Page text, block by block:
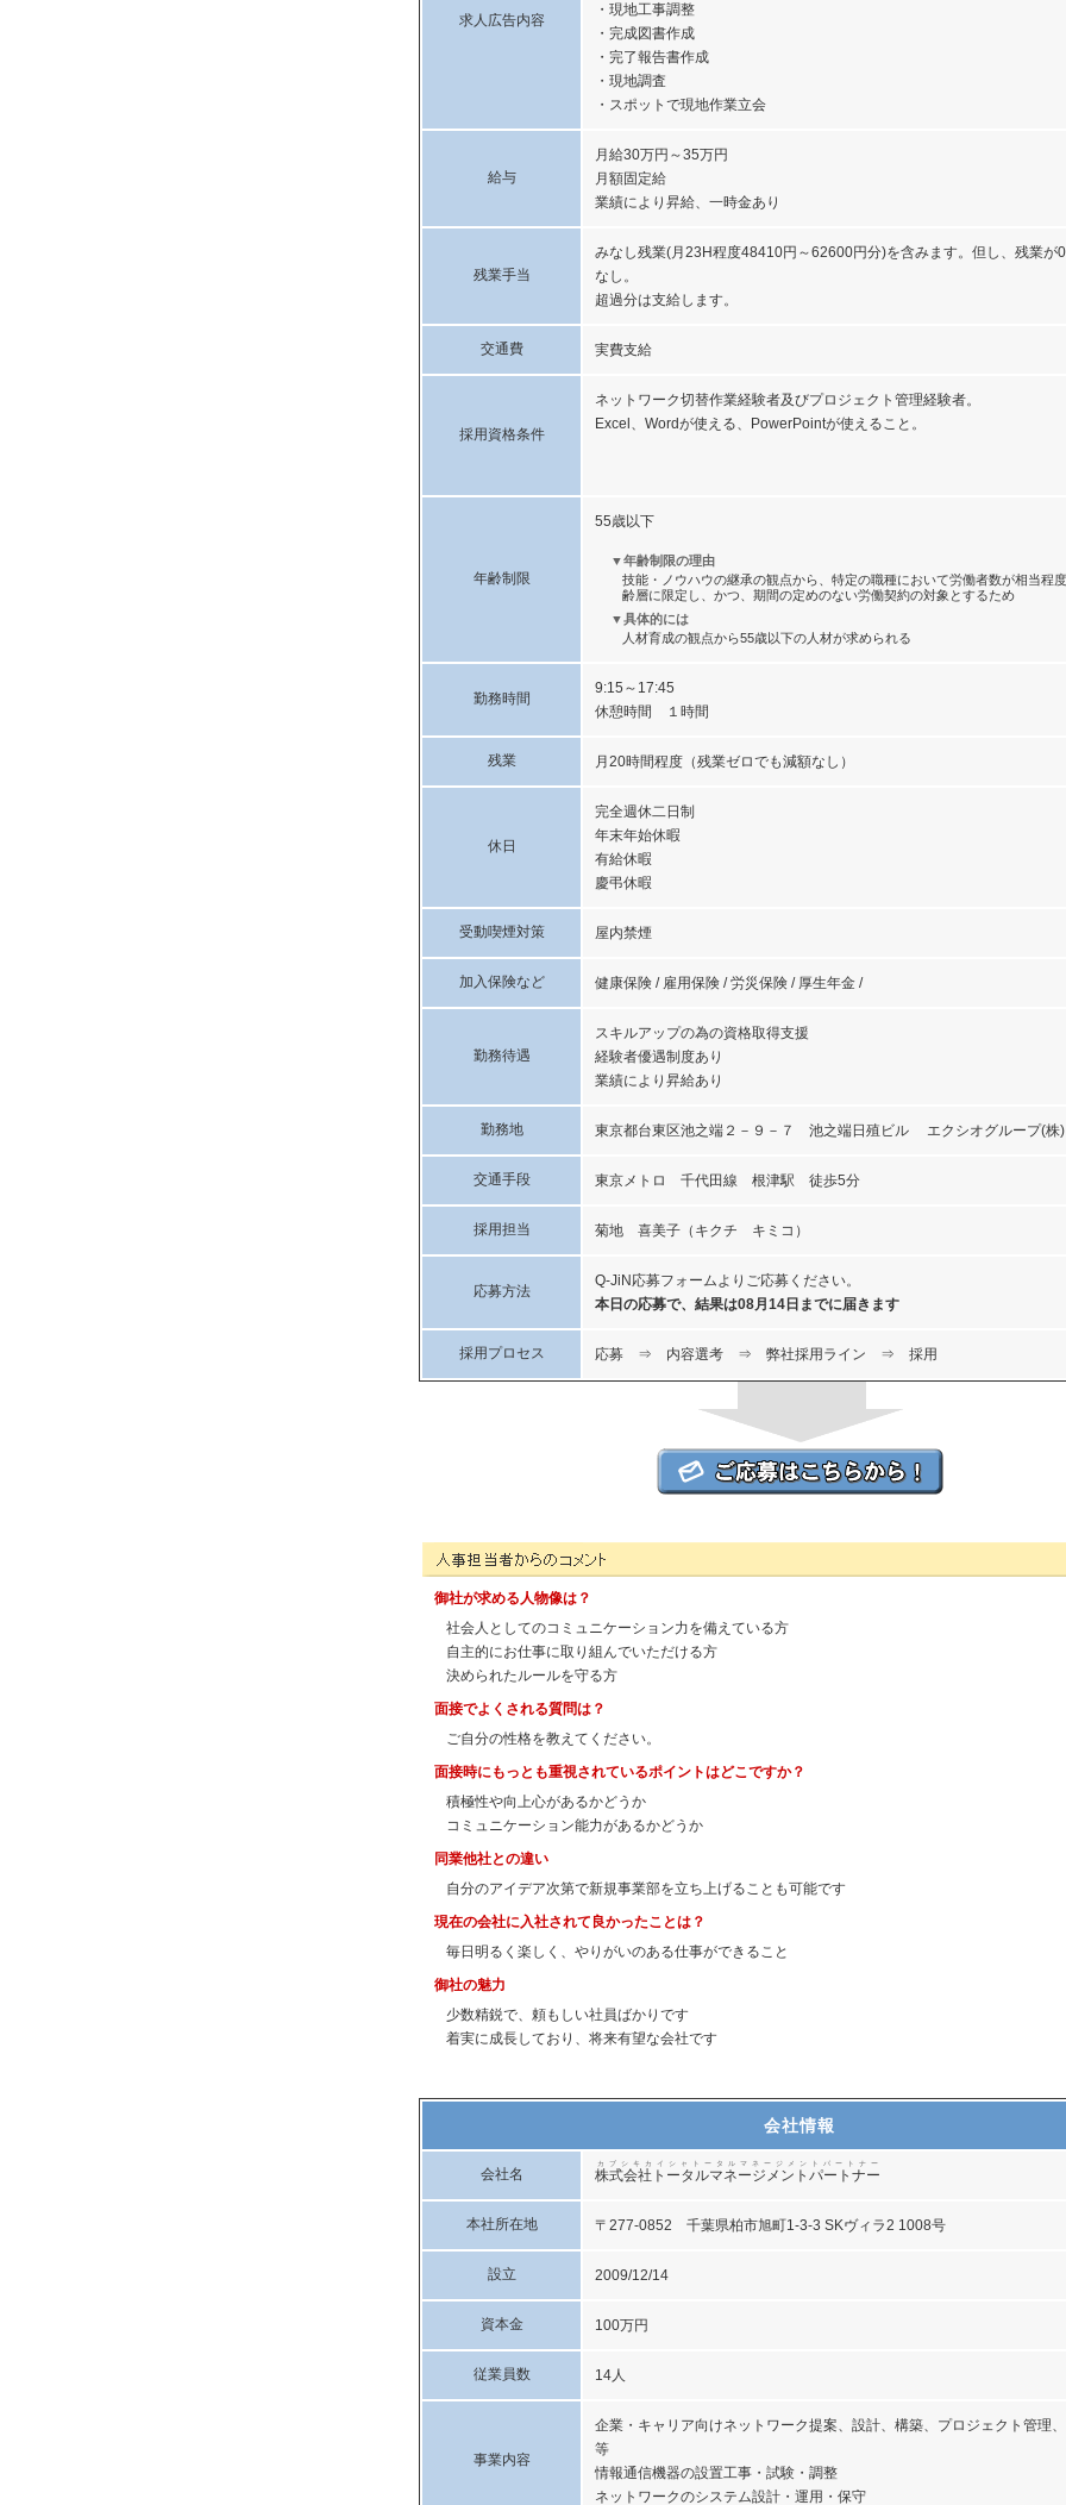
求人広告内容
・現地工事調整
・完成図書作成
・完了報告書作成
・現地調査
・スポットで現地作業立会
給与
月給30万円～35万円
月額固定給
業績により昇給、一時金あり
残業手当
みなし残業(月23H程度48410円～62600円分)を含みます。但し、残業が
なし。
超過分は支給します。
交通費 実費支給
採用資格条件
ネットワーク切替作業経験者及びプロジェクト管理経験者。
Excel、Wordが使える、PowerPointが使えること。
年齢制限
55歳以下
▼年齢制限の理由
技能・ノウハウの継承の観点から、特定の職種において労働者数が相当程
齢層に限定し、かつ、期間の定めのない労働契約の対象とするため
▼具体的には
人材育成の観点から55歳以下の人材が求められる
勤務時間
9:15～17:45
休憩時間 １時間
残業 月20時間程度（残業ゼロでも減額なし）
休日
完全週休二日制
年末年始休暇
有給休暇
慶弔休暇
受動喫煙対策 屋内禁煙
加入保険など 健康保険 / 雇用保険 / 労災保険 / 厚生年金 /
勤務待遇
スキルアップの為の資格取得支援
経験者優遇制度あり
業績により昇給あり
勤務地 東京都台東区池之端２－９－７ 池之端日殖ビル エクシオグループ(株
交通手段 東京メトロ 千代田線 根津駅 徒歩5分
採用担当 菊地 喜美子（キクチ キミコ）
応募方法
Q-JiN応募フォームよりご応募ください。
本日の応募で、結果は08月14日までに届きます
採用プロセス 応募 ⇒ 内容選考 ⇒ 弊社採用ライン ⇒ 採用
御社が求める人物像は？
社会人としてのコミュニケーション力を備えている方
自主的にお仕事に取り組んでいただける方
決められたルールを守る方
面接でよくされる質問は？
ご自分の性格を教えてください。
面接時にもっとも重視されているポイントはどこですか？
積極性や向上心があるかどうか
コミュニケーション能力があるかどうか
同業他社との違い
自分のアイデア次第で新規事業部を立ち上げることも可能です
現在の会社に入社されて良かったことは？
毎日明るく楽しく、やりがいのある仕事ができること
御社の魅力
少数精鋭で、頼もしい社員ばかりです
着実に成長しており、将来有望な会社です
会社情報
会社名 株式会社トータルマネージメントパートナー
カブシキカイシャトータルマネージメントパートナー
本社所在地 〒277-0852 千葉県柏市旭町1-3-3 SKヴィラ2 1008号
設立 2009/12/14
資本金 100万円
従業員数 14人
事業内容
企業・キャリア向けネットワーク提案、設計、構築、プロジェクト管理
等
情報通信機器の設置工事・試験・調整
ネットワークのシステム設計・運用・保守